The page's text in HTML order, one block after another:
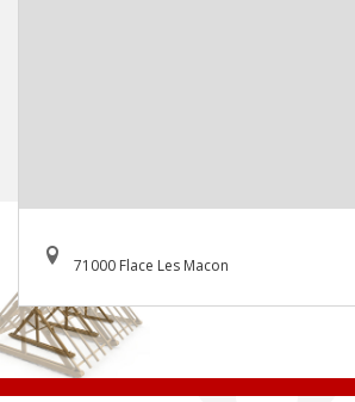
71000 Flace Les Macon